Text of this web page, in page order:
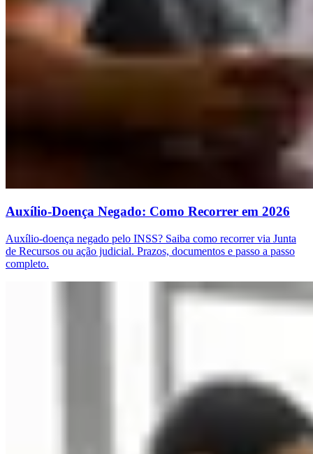
Auxílio-Doença Negado: Como Recorrer em 2026
Auxílio-doença negado pelo INSS? Saiba como recorrer via Junta
de Recursos ou ação judicial. Prazos, documentos e passo a passo
completo.